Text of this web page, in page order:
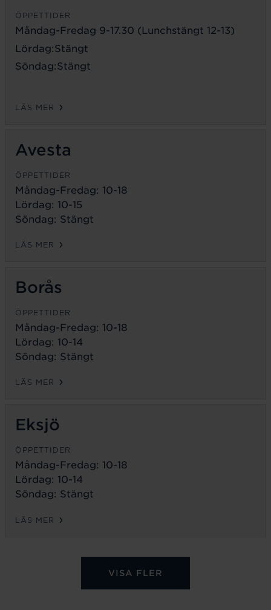
ÖPPETTIDER
Måndag-Fredag 9-17.30 (Lunchstängt 12-13)
Lördag:Stängt
Söndag:Stängt
LÄS MER
Avesta
ÖPPETTIDER
Måndag-Fredag: 10-18
Lördag: 10-15
Söndag: Stängt
LÄS MER
Borås
ÖPPETTIDER
Måndag-Fredag: 10-18
Lördag: 10-14
Söndag: Stängt
LÄS MER
Eksjö
ÖPPETTIDER
Måndag-Fredag: 10-18
Lördag: 10-14
Söndag: Stängt
LÄS MER
VISA FLER